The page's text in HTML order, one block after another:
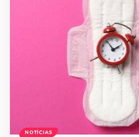
NOTÍCIAS